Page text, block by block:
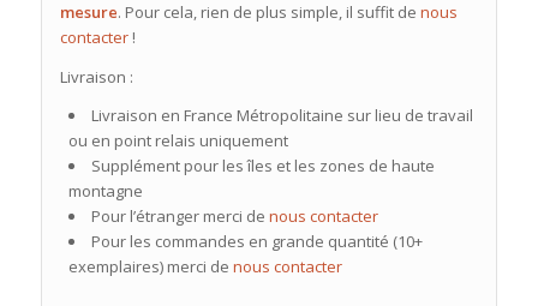
mesure. Pour cela, rien de plus simple, il suffit de nous
contacter!
Livraison :
Livraison en France Métropolitaine sur lieu de travail
ou en point relais uniquement
Supplément pour les îles et les zones de haute
montagne
Pour l’étranger merci de nous contacter
Pour les commandes en grande quantité (10+
exemplaires) merci de nous contacter